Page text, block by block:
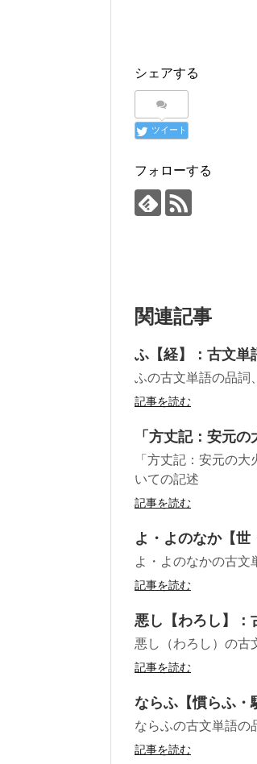
シェアする
ツイート
フォローする
関連記事
ふ【経】：古文単
ふの古文単語の品詞
記事を読む
「方丈記：安元
「方丈記：安元の
いての記述
記事を読む
よ・よのなか【世
よ・よのなかの古文
記事を読む
悪し【わろし】：
悪し（わろし）の古
記事を読む
ならふ【慣らふ・
ならふの古文単語の
記事を読む